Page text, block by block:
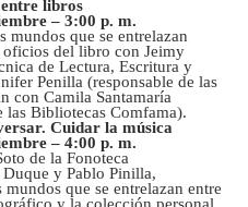
libros
– 3:00 p. m.
mundos que se entrelazan
del libro con Jeimy
de Lectura, Escritura y
Penilla (responsable de las
con Camila Santamaría
Bibliotecas Comfama).
Cuidar la música
– 4:00 p. m.
de la Fonoteca
y Pablo Pinilla,
que se entrelazan entre